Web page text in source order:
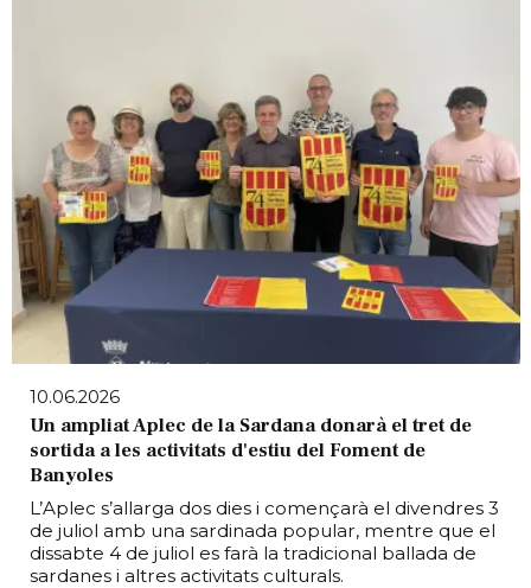
10.06.2026
Un ampliat Aplec de la Sardana donarà el tret de
sortida a les activitats d'estiu del Foment de
Banyoles
L’Aplec s’allarga dos dies i començarà el divendres 3
de juliol amb una sardinada popular, mentre que el
dissabte 4 de juliol es farà la tradicional ballada de
sardanes i altres activitats culturals.